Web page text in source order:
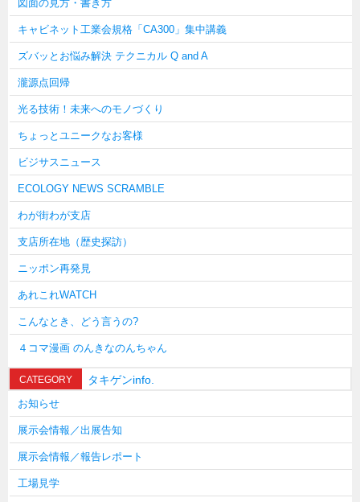
図面の見方・書き方
キャビネット工業会規格「CA300」集中講義
ズバッとお悩み解決 テクニカル Q and A
瀧源点回帰
光る技術！未来へのモノづくり
ちょっとユニークなお客様
ビジサスニュース
ECOLOGY NEWS SCRAMBLE
わが街わが支店
支店所在地（歴史探訪）
ニッポン再発見
あれこれWATCH
こんなとき、どう言うの?
４コマ漫画 のんきなのんちゃん
CATEGORY タキゲンinfo.
お知らせ
展示会情報／出展告知
展示会情報／報告レポート
工場見学